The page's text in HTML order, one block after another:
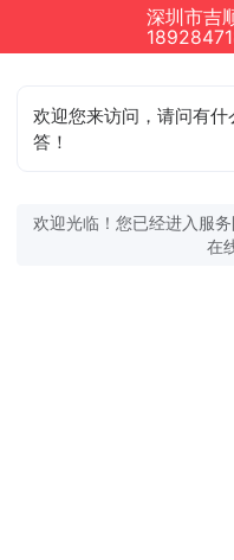
欢迎您来访问，请问有
答！
欢迎光临！您已经进入服
在